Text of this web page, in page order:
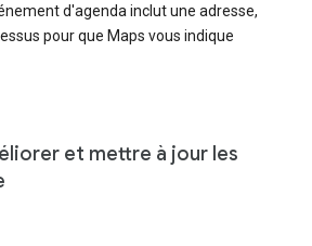
d'agenda inclut une adresse,
pour que Maps vous indique
et mettre à jour les